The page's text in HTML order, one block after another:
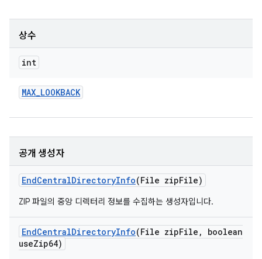
상수
int
MAX_LOOKBACK
공개 생성자
EndCentralDirectoryInfo(File zipFile)
ZIP 파일의 중앙 디렉터리 정보를 수집하는 생성자입니다.
EndCentralDirectoryInfo(File zipFile ,
boolean
useZip64)